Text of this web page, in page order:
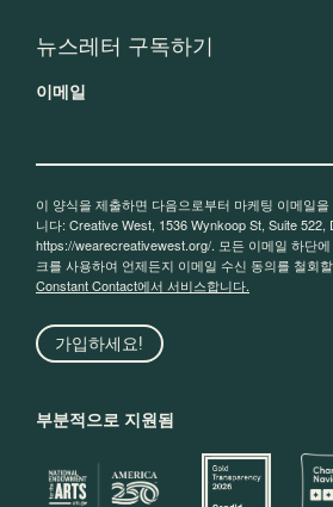
뉴스레터 구독하기
이메일
이 양식을 제출하면 다음으로부터 마케팅 이메일
니다: Creative West, 1536 Wynkoop St, Suite 522,
https://wearecreativewest.org/. 모든 이메일 하단
크를 사용하여 언제든지 이메일 수신 동의를 철회
Constant Contact에서 서비스합니다.
가입하세요!
부분적으로 지원됨